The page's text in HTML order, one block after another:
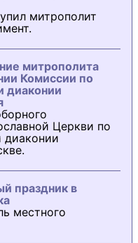
митрополит
митрополита
Комиссии по
диаконии
Церкви по
праздник в
местного